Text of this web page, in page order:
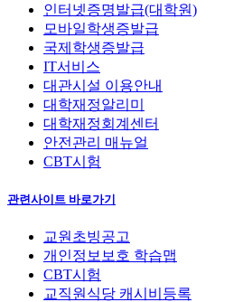
인터넷증명발급(대학원)
모바일학생증발급
국제학생증발급
IT서비스
대관시설 이용안내
대학재정알리미
대학재정회계센터
안전관리 매뉴얼
CBT시험
관련사이트 바로가기
교원초빙공고
개인정보보호 학습맵
CBT시험
교직원식당 캐시비등록